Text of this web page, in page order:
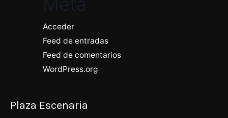
Acceder
Feed de entradas
Feed de comentarios
WordPress.org
Plaza Escenaria